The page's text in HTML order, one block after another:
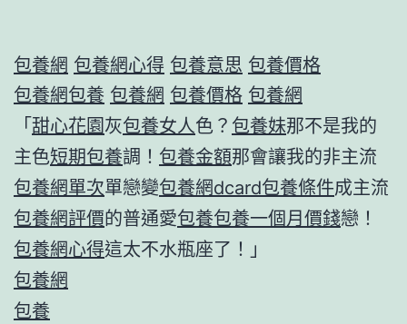
包養網 包養網心得 包養意思 包養價格
包養網包養 包養網 包養價格 包養網
「 甜心花園灰包養女人色？ 包養妹那不是我的
主色短期包養調！ 包養金額那會讓我的非主流
包養網單次單戀變包養網dcard包養條件成主流
包養網評價的普通愛包養包養一個月價錢戀！
包養網心得這太不水瓶座了！」
包養網
包養